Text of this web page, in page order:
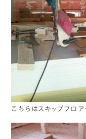
こちらはスキップフロ